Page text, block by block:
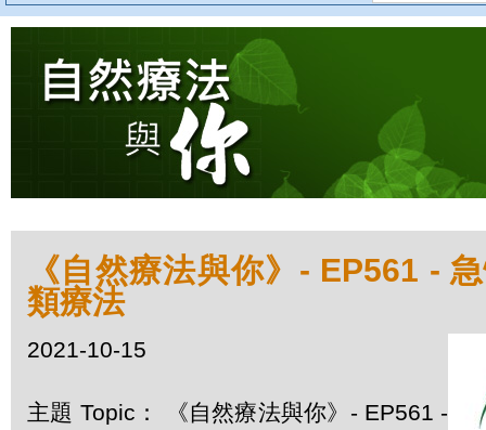
《自然療法與你》- EP561 -
類療法
2021-10-15
主題 Topic： 《自然療法與你》- EP561 -